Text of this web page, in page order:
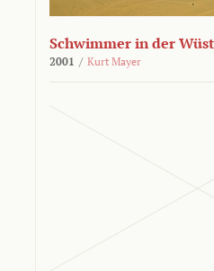
Schwimmer in der
2001 / Kurt Mayer